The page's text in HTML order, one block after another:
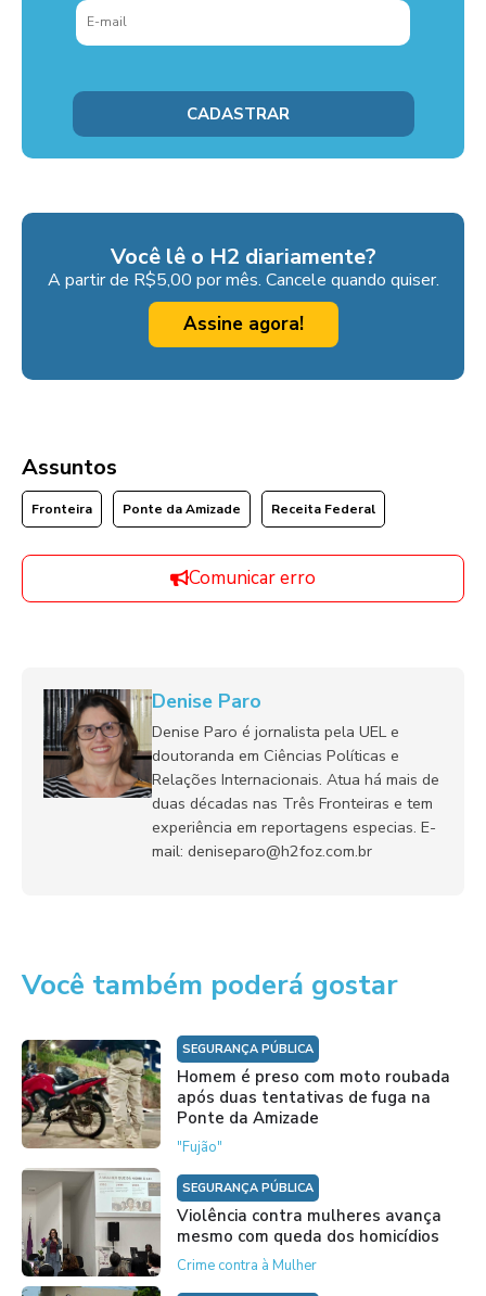
Você lê o H2 diariamente?
A partir de R$5,00 por mês. Cancele quando quiser.
Assine agora!
Assuntos
Fronteira Ponte da Amizade Receita Federal
Comunicar erro
Denise Paro
Denise Paro é jornalista pela UEL e
doutoranda em Ciências Políticas e
Relações Internacionais. Atua há mais de
duas décadas nas Três Fronteiras e tem
experiência em reportagens especias. E-
mail: deniseparo@h2foz.com.br
Você também poderá gostar
SEGURANÇA PÚBLICA
Homem é preso com moto roubada
após duas tentativas de fuga na
Ponte da Amizade
"Fujão"
SEGURANÇA PÚBLICA
Violência contra mulheres avança
mesmo com queda dos homicídios
Crime contra à Mulher